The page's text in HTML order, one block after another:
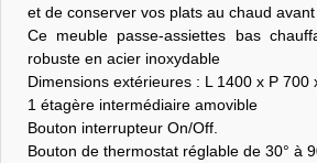
et de conserver vos plats au chaud
Ce meuble passe-assiettes bas
robuste en acier inoxydable
Dimensions extérieures : L 1400 x P 700
1 étagère intermédiaire amovible
Bouton interrupteur On/Off.
Bouton de thermostat réglable de 30° à